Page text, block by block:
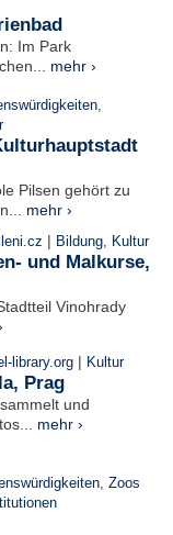
Im Park
mehr ›
,
Pilsen gehört zu
mehr ›
| Bildung, Kultur
und Malkurse,
Vinohrady
library.org | Kultur
Prag
und
mehr ›
, Zoos